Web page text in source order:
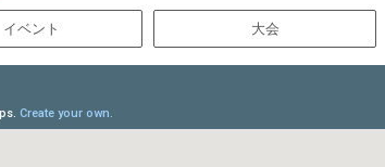
イベント 大会